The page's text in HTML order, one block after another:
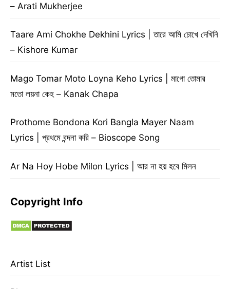
– Arati Mukherjee
Taare Ami Chokhe Dekhini Lyrics | তারে আমি চোখে দেখিনি
– Kishore Kumar
Mago Tomar Moto Loyna Keho Lyrics | মাগো তোমার
মতো লয়না কেহ – Kanak Chapa
Prothome Bondona Kori Bangla Mayer Naam
Lyrics | প্রথমে বন্দনা করি – Bioscope Song
Ar Na Hoy Hobe Milon Lyrics | আর না হয় হবে মিলন
Copyright Info
Artist List